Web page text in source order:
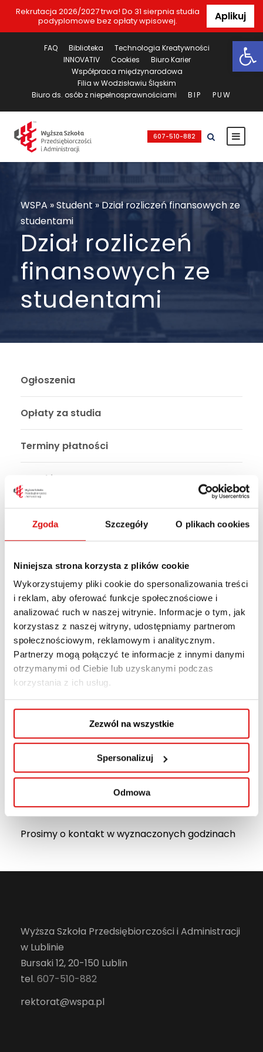
Zgoda Szczegóły O plikach cookies
Niniejsza strona korzysta z plików cookie
Wykorzystujemy pliki cookie do spersonalizowania treści
i reklam, aby oferować funkcje społecznościowe i
analizować ruch w naszej witrynie. Informacje o tym, jak
korzystasz z naszej witryny, udostępniamy partnerom
społecznościowym, reklamowym i analitycznym.
Partnerzy mogą połączyć te informacje z innymi danymi
otrzymanymi od Ciebie lub uzyskanymi podczas
korzystania z ich usług.
Zezwól na wszystkie
Spersonalizuj
Odmowa
Rekrutacja 2026/2027 trwa! Do 31 sierpnia studia
podyplomowe bez opłaty wpisowej.
Aplikuj
FAQ Biblioteka
Technologia Kreatywności
INNOVATIV
Cookies
Biuro Karier
Współpraca międzynarodowa
Filia w Wodzisławiu Śląskim
Biuro ds. osób z niepełnosprawnościami
BIP PUW
607-510-882
WSPA »Student»Dział rozliczeń finansowych ze
studentami
Dział rozliczeń
finansowych ze
studentami
Ogłoszenia
Opłaty za studia
Terminy płatności
Stawki czesnego
Akty prawne
Wzory podań
Godziny przyjęć
interesantów i kontakt
telefoniczny
środa, piątek: 12:00-15:00
sobota, niedziela(wybrane):8:00-14:00
(przerwa 11:30-12:00)
, tel.81 452 94 18
e-mail:rozliczenia@wspa.pl
Prosimy o kontakt w wyznaczonych godzinach
Wyższa Szkoła Przedsiębiorczości i Administracji
w Lublinie
Bursaki 12, 20-150 Lublin
tel. 607-510-882
rektorat@wspa.pl